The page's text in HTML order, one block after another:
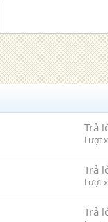
Trả
Lượt
Trả
Lượt
Trả